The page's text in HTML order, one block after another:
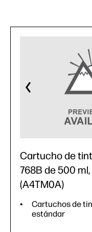
Cartucho de
768B de 500
(A4TM0A)
Cartuchos de
estándar